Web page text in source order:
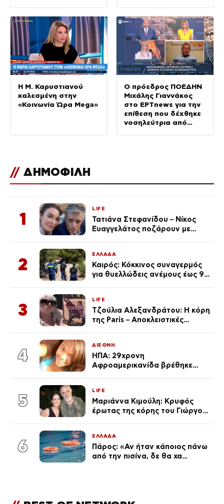
Η Μ. Καρυστιανού
καλεσμένη στην
«Κοινωνία Ώρα Mega»
Ο πρόεδρος ΠΟΕΔΗΝ
Μιχάλης Γιαννάκος
στο ΕΡΤnews για την
επίθεση που δέχθηκε
νοσηλεύτρια από
// ΔΗΜΟΦΙΛΗ
1
LIFE
Τατιάνα Στεφανίδου – Νίκος
Ευαγγελάτος ποζάρουν με
2
ΕΛΛΑΔΑ
Καιρός: Κόκκινος συναγερμός
για θυελλώδεις ανέμους έως 9
3
LIFE
Τζούλια Αλεξανδράτου: Η κόρη
της Paris – Αποκλειστικές
4
ΔΙΕΘΝΗ
ΗΠΑ: 29χρονη
Αφροαμερικανίδα βρέθηκε
5
LIFE
Μαριάννα Κιμούλη: Κρυφός
έρωτας της κόρης του Γιώργου,
6
ΕΛΛΑΔΑ
Πάρος: «Αν ήταν κάποιος πάνω
από την πισίνα, δε θα χα